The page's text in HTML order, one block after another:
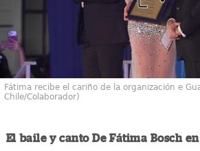
Fátima recibe el cariño de la organización e
Chile/Colaborador)
El baile y canto De Fátima Bosch